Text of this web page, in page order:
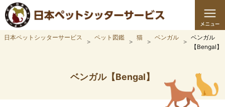
日本ペットシッターサービス ペット図鑑 猫 ベンガル
ベンガル
【Bengal】
ベンガル【Bengal】